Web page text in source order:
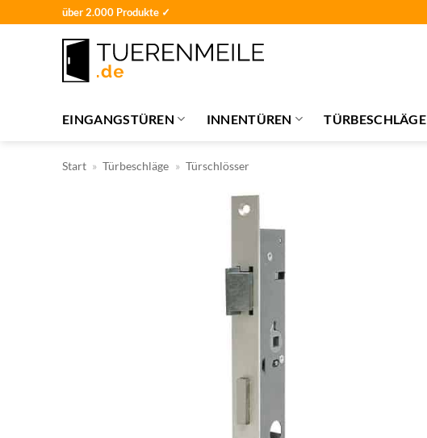
über 2.000 Produkte ✓
EINGANGSTÜREN INNENTÜREN TÜRBESCHLÄGE
Start » Türbeschläge » Türschlösser